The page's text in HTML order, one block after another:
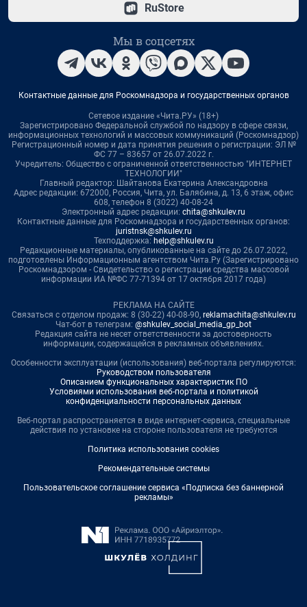
RuStore
Мы в соцсетях
Контактные данные для Роскомнадзора и государственных органов
Сетевое издание «Чита.РУ» (18+)
Зарегистрировано Федеральной службой по надзору в сфере связи,
информационных технологий и массовых коммуникаций (Роскомнадзор)
Регистрационный номер и дата принятия решения о регистрации: ЭЛ №
ФС 77 – 83657 от 26.07.2022 г.
Учредитель: Общество с ограниченной ответственностью "ИНТЕРНЕТ
ТЕХНОЛОГИИ"
Главный редактор: Шайтанова Екатерина Александровна
Адрес редакции: 672000, Россия, Чита, ул. Балябина, д. 13, 6 этаж, офис
608, телефон 8 (3022) 40-08-24
Электронный адрес редакции: chita@shkulev.ru
Контактные данные для Роскомнадзора и государственных органов:
juristnsk@shkulev.ru
Техподдержка: help@shkulev.ru
Редакционные материалы, опубликованные на сайте до 26.07.2022,
подготовлены Информационным агентством Чита.Ру (Зарегистрировано
Роскомнадзором - Свидетельство о регистрации средства массовой
информации ИА №ФС 77-71394 от 17 октября 2017 года)
РЕКЛАМА НА САЙТЕ
Связаться с отделом продаж: 8 (30-22) 40-08-90, reklamachita@shkulev.ru
Чат-бот в телеграм: @shkulev_social_media_gp_bot
Редакция сайта не несет ответственности за достоверность
информации, содержащейся в рекламных объявлениях.
Особенности эксплуатации (использования) веб-портала регулируются:
Руководством пользователя
Описанием функциональных характеристик ПО
Условиями использования веб-портала и политикой
конфиденциальности персональных данных
Веб-портал распространяется в виде интернет-сервиса, специальные
действия по установке на стороне пользователя не требуются
Политика использования cookies
Рекомендательные системы
Пользовательское соглашение сервиса «Подписка без баннерной
рекламы»